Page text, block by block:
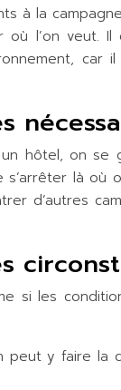
à la
l’on veut. Il
car
un hôtel, on
s’arrêter là où
d’autres
si les
peut y faire la